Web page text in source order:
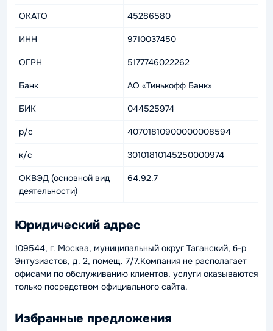
ОКАТО 45286580
ИНН 9710037450
ОГРН 5177746022262
Банк АО «Тинькофф Банк»
БИК 044525974
р/с 40701810900000008594
к/с 30101810145250000974
ОКВЭД (основной вид
деятельности)
64.92.7
Юридический адрес
109544, г. Москва, муниципальный округ Таганский, б-р
Энтузиастов, д. 2, помещ. 7/7.Компания не располагает
офисами по обслуживанию клиентов, услуги оказываются
только посредством официального сайта.
Избранные предложения